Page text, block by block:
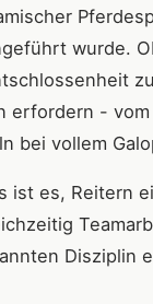
wurde.
erfordern -
bei vollem
ist es, Reitern
Disziplin